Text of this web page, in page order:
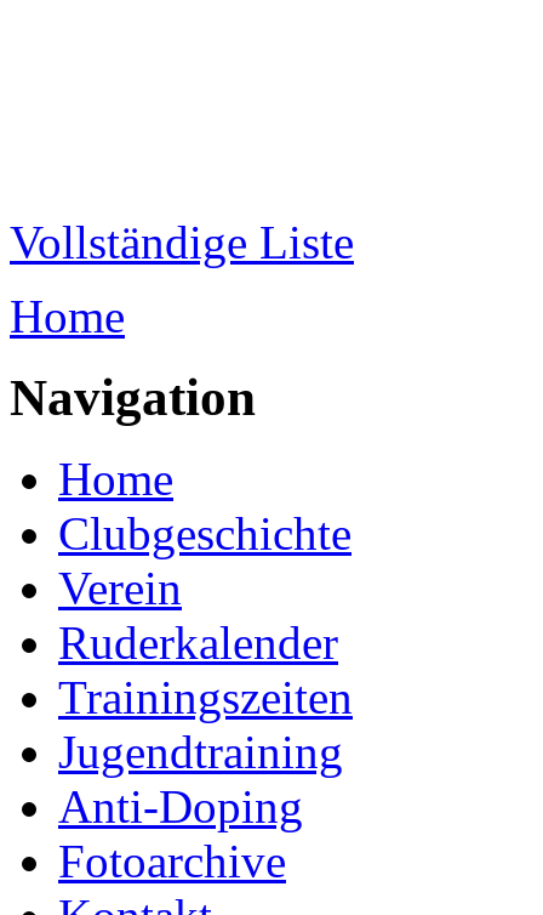
Vollständige Liste
Sie sind hier
Home
Navigation
Home
Clubgeschichte
Verein
Ruderkalender
Trainingszeiten
Jugendtraining
Anti-Doping
Fotoarchive